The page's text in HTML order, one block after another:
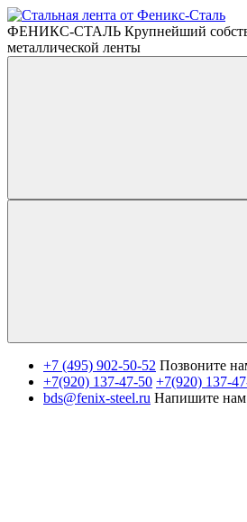
ФЕНИКС-СТАЛЬ Крупнейший
металлической ленты
+7 (495) 902-50-52 Позвоните
+7(920) 137-47-50 +7(920) 137-
bds@fenix-steel.ru Напишите нам